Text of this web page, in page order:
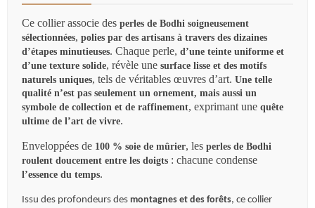
Ce collier associe des perles de Bodhi soigneusement
sélectionnées, polies par des artisans à travers des dizaines
d’étapes minutieuses. Chaque perle, d’une teinte uniforme et
d’une texture solide, révèle une surface lisse et des motifs
naturels uniques, tels de véritables œuvres d’art. Une telle
qualité n’est pas seulement un ornement, mais aussi un
symbole de collection et de raffinement, exprimant une quête
ultime de l’art de vivre.
Enveloppées de 100 % soie de mûrier, les perles de Bodhi
roulent doucement entre les doigts : chacune condense
l’essence du temps.
Issu des profondeurs des montagnes et des forêts, ce collier